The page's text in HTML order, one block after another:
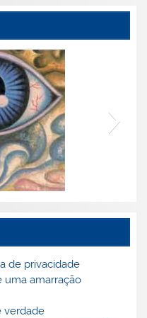
de privacidade
uma amarração
verdade